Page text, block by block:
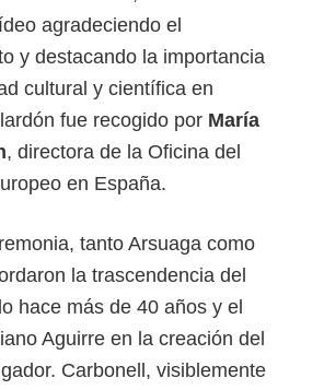
agradeciendo el
y destacando la importancia
cultural y científica en
fue recogido por María
, directora de la Oficina del
en España.
tanto Arsuaga como
la trascendencia del
hace más de 40 años y el
Aguirre en la creación del
Carbonell, visiblemente